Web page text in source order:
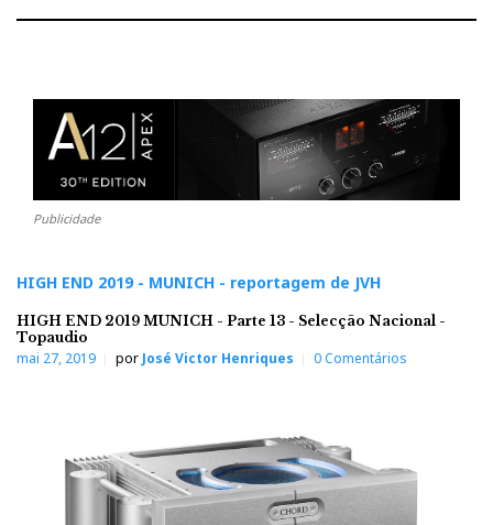
Publicidade
HIGH END 2019 - MUNICH - reportagem de JVH
HIGH END 2019 MUNICH - Parte 13 - Selecção Nacional -
Topaudio
mai 27, 2019 por José Victor Henriques 0 Comentários